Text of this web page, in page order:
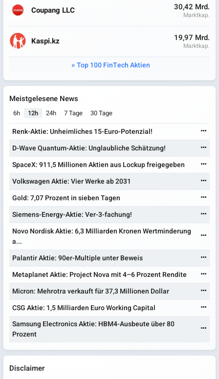
Coupang LLC 30,42 Mrd.
Marktkap.
Kaspi.kz 19,97 Mrd.
Marktkap.
Top 100 FinTech Aktien
Meistgelesene News
6h 12h 24h 7 Tage 30 Tage
Renk-Aktie: Unheimliches 15-Euro-Potenzial!
D-Wave Quantum-Aktie: Unglaubliche Schätzung!
SpaceX: 911,5 Millionen Aktien aus Lockup freigegeben
Volkswagen Aktie: Vier Werke ab 2031
Gold: 7,07 Prozent in sieben Tagen
Siemens-Energy-Aktie: Ver-3-fachung!
Novo Nordisk Aktie: 6,3 Milliarden Kronen Wertminderung
a...
Palantir Aktie: 90er-Multiple unter Beweis
Metaplanet Aktie: Project Nova mit 4–6 Prozent Rendite
Micron: Mehrotra verkauft für 37,3 Millionen Dollar
CSG Aktie: 1,5 Milliarden Euro Working Capital
Samsung Electronics Aktie: HBM4-Ausbeute über 80
Prozent
Disclaimer